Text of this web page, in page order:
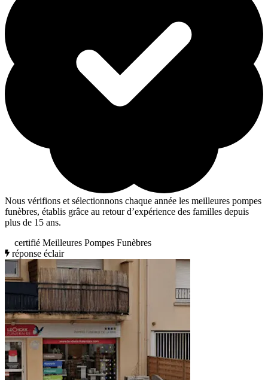
Nous vérifions et sélectionnons chaque année les meilleures pompes
funèbres, établis grâce au retour d’expérience des familles depuis
plus de 15 ans.
certifié Meilleures Pompes Funèbres
réponse éclair